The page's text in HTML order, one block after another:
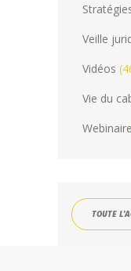
Veille
Vidéos
Vie du
Webinaire
TOUTE